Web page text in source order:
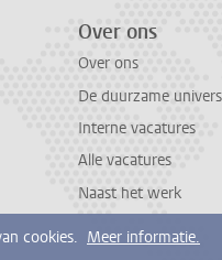
Over ons
Over ons
De duurzame
Interne vacatures
Alle vacatures
Naast het werk
cookies. Meer informatie.